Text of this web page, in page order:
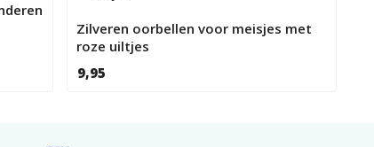
Zilveren oorbellen voor meisjes met
roze uiltjes
9,95